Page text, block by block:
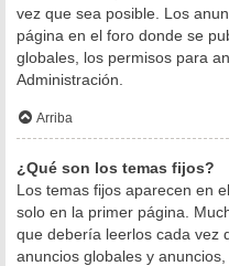
vez que sea posible. Los
página en el foro donde se
globales, los permisos para
Administración.
Arriba
¿Qué son los temas fijos?
Los temas fijos aparecen en
solo en la primer página.
que debería leerlos cada vez
anuncios globales y